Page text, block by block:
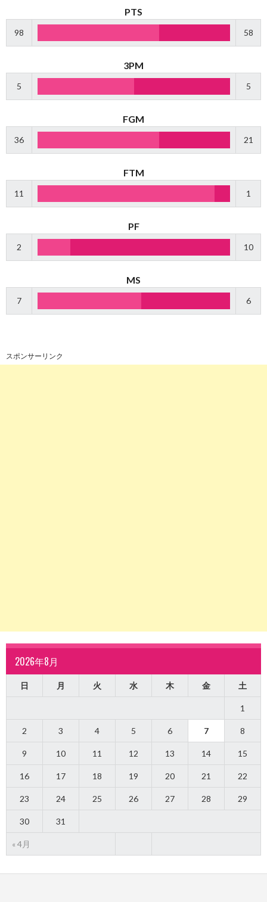
PTS
98 58
3PM
5 5
FGM
36 21
FTM
11 1
PF
2 10
MS
7 6
スポンサーリンク
2026年8月
日 月 火 水 木 金 土
« 4月
1
2 3 4 5 6 7 8
9 10 11 12 13 14 15
16 17 18 19 20 21 22
23 24 25 26 27 28 29
30 31